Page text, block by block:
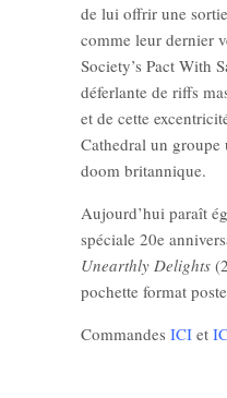
de lui offrir une
comme leur dernier
Society’s Pact With
déferlante de riffs
et de cette
Cathedral un groupe
doom britannique.
Aujourd’hui paraît
spéciale 20e
Unearthly Delights
pochette format
Commandes ICI et